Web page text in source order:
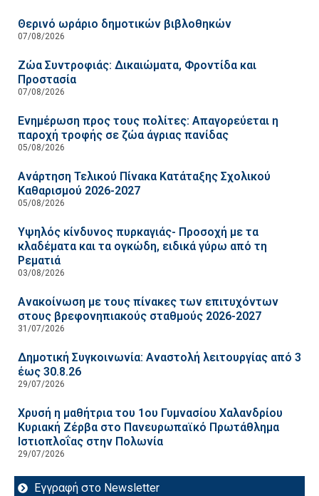
Θερινό ωράριο δημοτικών βιβλοθηκών
07/08/2026
Ζώα Συντροφιάς: Δικαιώματα, Φροντίδα και
Προστασία
07/08/2026
Ενημέρωση προς τους πολίτες: Απαγορεύεται η
παροχή τροφής σε ζώα άγριας πανίδας
05/08/2026
Ανάρτηση Τελικού Πίνακα Κατάταξης Σχολικού
Καθαρισμού 2026-2027
05/08/2026
Υψηλός κίνδυνος πυρκαγιάς- Προσοχή με τα
κλαδέματα και τα ογκώδη, ειδικά γύρω από τη
Ρεματιά
03/08/2026
Ανακοίνωση με τους πίνακες των επιτυχόντων
στους βρεφονηπιακούς σταθμούς 2026-2027
31/07/2026
Δημοτική Συγκοινωνία: Αναστολή λειτουργίας από 3
έως 30.8.26
29/07/2026
Χρυσή η μαθήτρια του 1ου Γυμνασίου Χαλανδρίου
Κυριακή Ζέρβα στο Πανευρωπαϊκό Πρωτάθλημα
Ιστιοπλοΐας στην Πολωνία
29/07/2026
Εγγραφή στο Newsletter